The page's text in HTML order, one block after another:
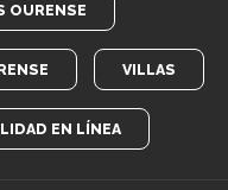
OURENSE
VILLAS
EN LÍNEA